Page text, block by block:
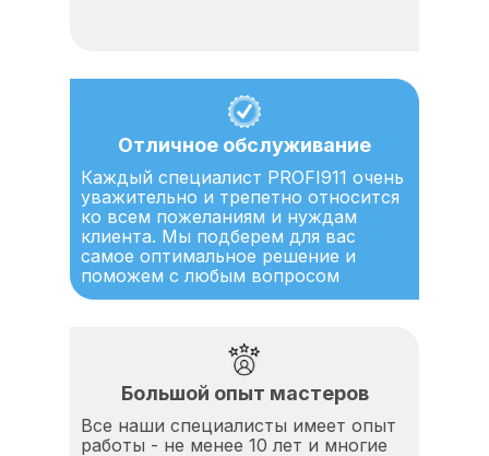
Отличное обслуживание
Каждый специалист PROFI911 очень
уважительно и трепетно относится
ко всем пожеланиям и нуждам
клиента. Мы подберем для вас
самое оптимальное решение и
поможем с любым вопросом
Большой опыт мастеров
Все наши специалисты имеет опыт
работы - не менее 10 лет и многие